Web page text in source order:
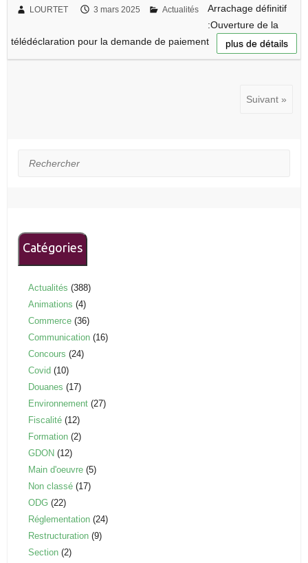
LOURTET 3 mars 2025 Actualités
Arrachage définitif
:Ouverture de la
télédéclaration pour la demande de paiement
plus de détails
Suivant »
Rechercher
Catégories
Actualités (388)
Animations (4)
Commerce (36)
Communication (16)
Concours (24)
Covid (10)
Douanes (17)
Environnement (27)
Fiscalité (12)
Formation (2)
GDON (12)
Main d'oeuvre (5)
Non classé (17)
ODG (22)
Réglementation (24)
Restructuration (9)
Section (2)